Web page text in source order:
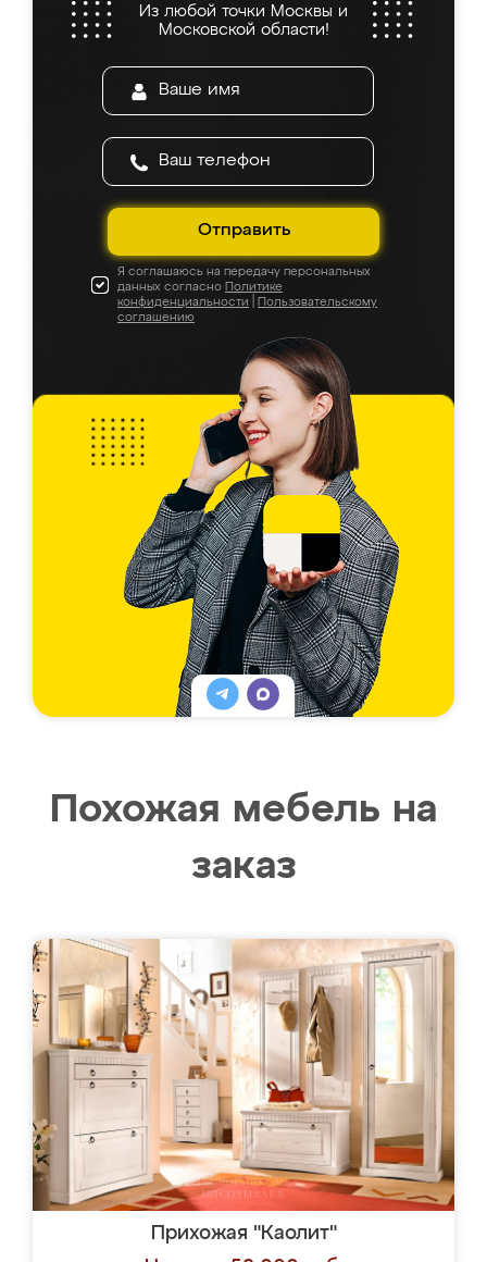
Из любой точки Москвы и
Московской области!
Отправить
Я соглашаюсь на передачу персональных
данных согласно Политике
конфиденциальности
Пользовательскому
соглашению
Похожая мебель на
заказ
Прихожая "Каолит"